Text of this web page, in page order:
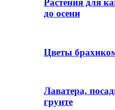
Растения для
до осени
Цветы
Лаватера,
грунте